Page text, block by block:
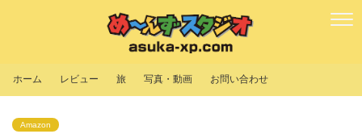
ホーム レビュー 旅 写真・動画 お問い合わせ
Amazon